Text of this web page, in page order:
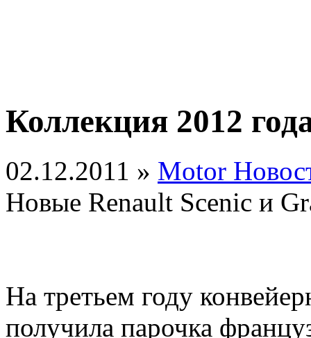
Коллекция 2012
02.12.2011 » Motor
Новые Renault Scenic и
На третьем году
получила парочка